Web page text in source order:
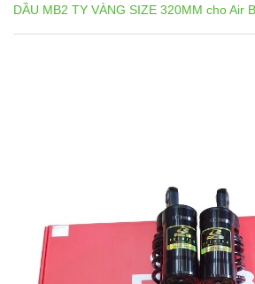
DẦU MB2 TY VÀNG SIZE 320MM cho Air